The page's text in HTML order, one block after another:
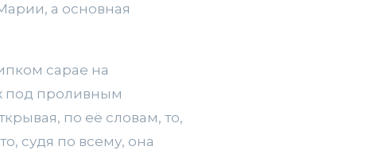
а основная
сарае на
под проливным
по её словам, то,
судя по всему, она